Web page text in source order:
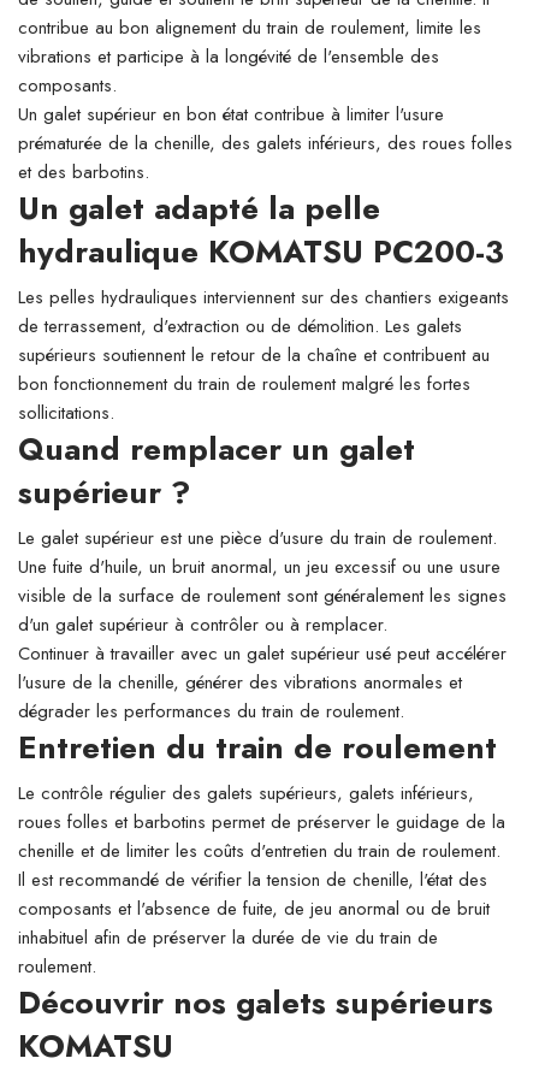
contribue au bon alignement du train de roulement, limite les
vibrations et participe à la longévité de l'ensemble des
composants.
Un galet supérieur en bon état contribue à limiter l'usure
prématurée de la chenille, des galets inférieurs, des roues folles
et des barbotins.
Un galet adapté la pelle
hydraulique KOMATSU PC200-3
Les pelles hydrauliques interviennent sur des chantiers exigeants
de terrassement, d'extraction ou de démolition. Les galets
supérieurs soutiennent le retour de la chaîne et contribuent au
bon fonctionnement du train de roulement malgré les fortes
sollicitations.
Quand remplacer un galet
supérieur ?
Le galet supérieur est une pièce d'usure du train de roulement.
Une fuite d'huile, un bruit anormal, un jeu excessif ou une usure
visible de la surface de roulement sont généralement les signes
d'un galet supérieur à contrôler ou à remplacer.
Continuer à travailler avec un galet supérieur usé peut accélérer
l'usure de la chenille, générer des vibrations anormales et
dégrader les performances du train de roulement.
Entretien du train de roulement
Le contrôle régulier des galets supérieurs, galets inférieurs,
roues folles et barbotins permet de préserver le guidage de la
chenille et de limiter les coûts d'entretien du train de roulement.
Il est recommandé de vérifier la tension de chenille, l'état des
composants et l'absence de fuite, de jeu anormal ou de bruit
inhabituel afin de préserver la durée de vie du train de
roulement.
Découvrir nos galets supérieurs
KOMATSU